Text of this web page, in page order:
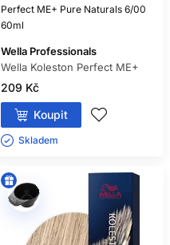
Perfect ME+ Pure Naturals 6/00
60ml
Wella Professionals
Wella Koleston Perfect ME+
209 Kč
Koupit
Skladem ㅤ